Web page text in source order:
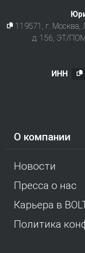
О компании
Новости
Пресса о нас
Карьера в
Политика
119571
, г. Москва
д. 156, ЭТ/
ИНН